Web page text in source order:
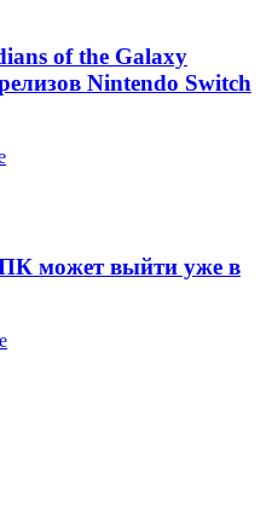
of the Galaxy
Nintendo Switch
может выйти уже в